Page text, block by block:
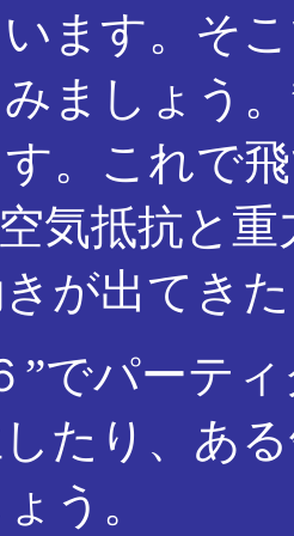
ます。そ
ましょう
。これで
気抵抗と
が出てき
”でパーテ
たり、あ
う。